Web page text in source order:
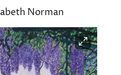
Norman